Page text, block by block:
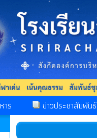
ร ข่าวประชาสัมพันธ์